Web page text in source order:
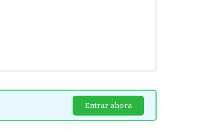
Entrar ahora